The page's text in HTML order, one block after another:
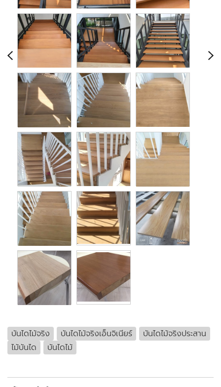
บันไดไม้จริง บันไดไม้จริงเอ็นจิเนียร์
บันไดไม้จริงประสาน
ไม้บันได
บันไดไม้